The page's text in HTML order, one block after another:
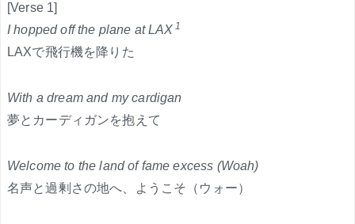
[Verse 1]
I hopped off the plane at LAX 1
LAXで飛行機を降りた
With a dream and my cardigan
夢とカーディガンを抱えて
Welcome to the land of fame excess (Woah)
名声と過剰さの地へ、ようこそ（ウォー）